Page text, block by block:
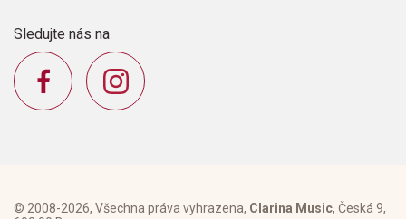
Sledujte nás na
© 2008-2026, Všechna práva vyhrazena, Clarina Music, Česká 9,